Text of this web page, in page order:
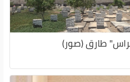
طارق (صور)